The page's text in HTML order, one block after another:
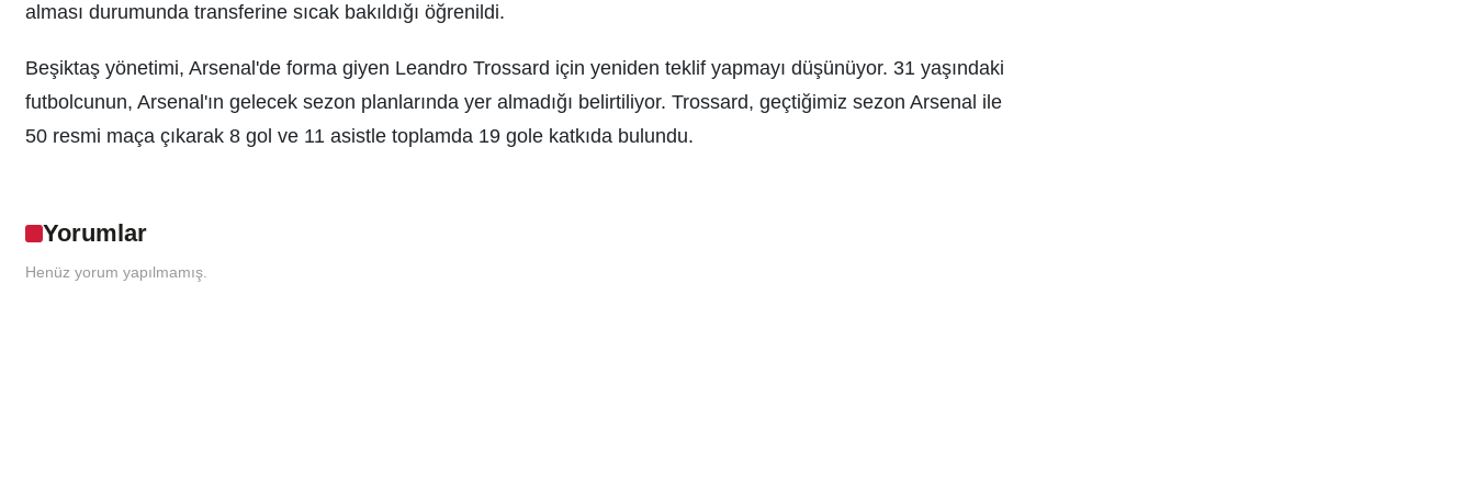
alması durumunda transferine sıcak bakıldığı öğrenildi.
Beşiktaş yönetimi, Arsenal'de forma giyen Leandro Trossard için yeniden teklif yapmayı düşünüyor. 31 yaşındaki
futbolcunun, Arsenal'ın gelecek sezon planlarında yer almadığı belirtiliyor. Trossard, geçtiğimiz sezon Arsenal ile
50 resmi maça çıkarak 8 gol ve 11 asistle toplamda 19 gole katkıda bulundu.
Yorumlar
Henüz yorum yapılmamış.